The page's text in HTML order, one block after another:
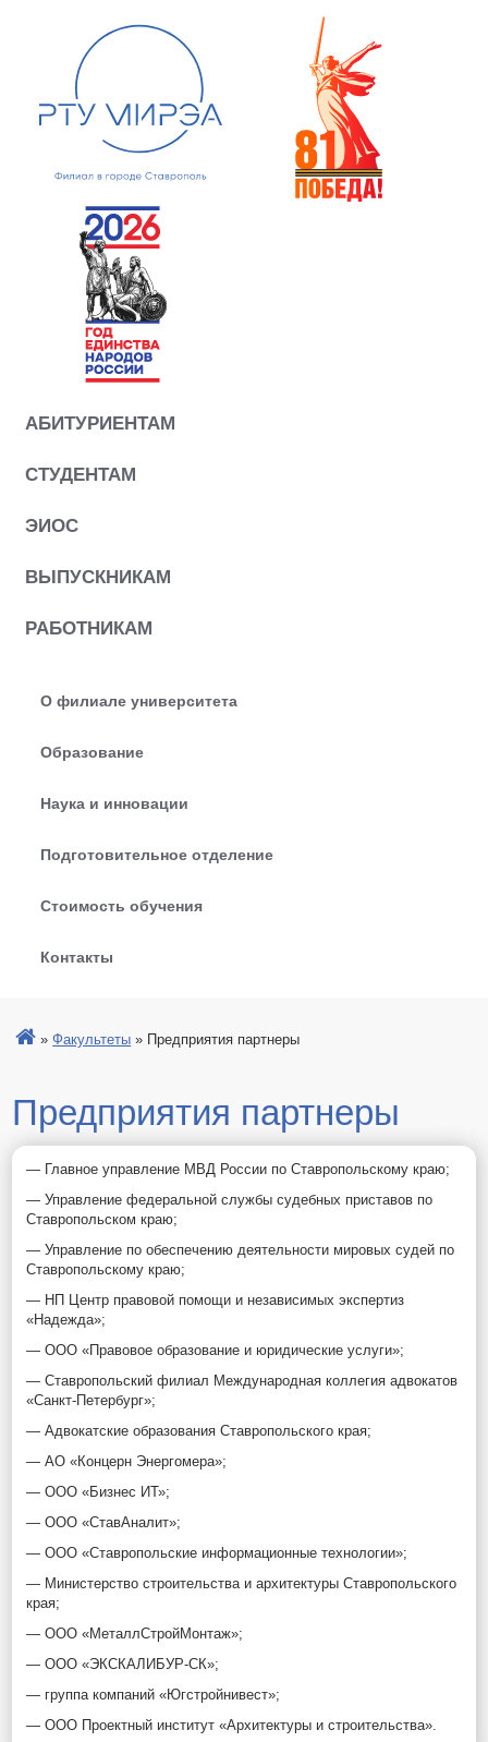
АБИТУРИЕНТАМ
СТУДЕНТАМ
ЭИОС
ВЫПУСКНИКАМ
РАБОТНИКАМ
О филиале университета
Образование
Наука и инновации
Подготовительное отделение
Стоимость обучения
Контакты
»Факультеты » Предприятия партнеры
Предприятия партнеры
— Главное управление МВД России по Ставропольскому краю;
— Управление федеральной службы судебных приставов по
Ставропольском краю;
— Управление по обеспечению деятельности мировых судей по
Ставропольскому краю;
— НП Центр правовой помощи и независимых экспертиз
«Надежда»;
— ООО «Правовое образование и юридические услуги»;
— Ставропольский филиал Международная коллегия адвокатов
«Санкт-Петербург»;
— Адвокатские образования Ставропольского края;
— АО «Концерн Энергомера»;
— ООО «Бизнес ИТ»;
— ООО «СтавАналит»;
— ООО «Ставропольские информационные технологии»;
— Министерство строительства и архитектуры Ставропольского
края;
— ООО «МеталлСтройМонтаж»;
— ООО «ЭКСКАЛИБУР-СК»;
— группа компаний «Югстройнивест»;
— ООО Проектный институт «Архитектуры и строительства».